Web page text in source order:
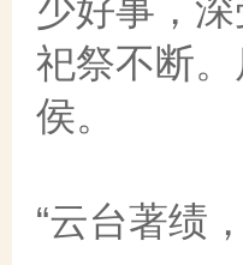
少好事，
祀祭不断
侯。
“云台著绩